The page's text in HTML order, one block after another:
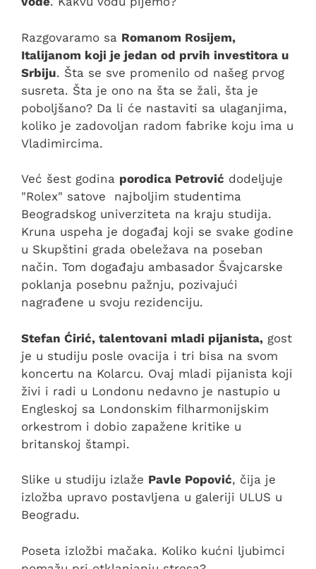
Razgovaramo sa Romanom Rosijem,
Italijanom koji je jedan od prvih investitora u
Srbiju. Šta se sve promenilo od našeg prvog
susreta. Šta je ono na šta se žali, šta je
poboljšano? Da li će nastaviti sa ulaganjima,
koliko je zadovoljan radom fabrike koju ima u
Vladimircima.
Već šest godina porodica Petrović dodeljuje
"Rolex" satove najboljim studentima
Beogradskog univerziteta na kraju studija.
Kruna uspeha je događaj koji se svake godine
u Skupštini grada obeležava na poseban
način. Tom događaju ambasador Švajcarske
poklanja posebnu pažnju, pozivajući
nagrađene u svoju rezidenciju.
Stefan Ćirić, talentovani mladi pijanista, gost
je u studiju posle ovacija i tri bisa na svom
koncertu na Kolarcu. Ovaj mladi pijanista koji
živi i radi u Londonu nedavno je nastupio u
Engleskoj sa Londonskim filharmonijskim
orkestrom i dobio zapažene kritike u
britanskoj štampi.
Slike u studiju izlaže Pavle Popović, čija je
izložba upravo postavljena u galeriji ULUS u
Beogradu.
Poseta izložbi mačaka. Koliko kućni ljubimci